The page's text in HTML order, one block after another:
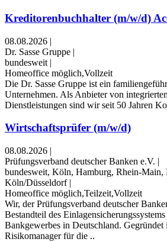
Kreditorenbuchhalter (m/w/d)
08.08.2026 |
Dr. Sasse Gruppe |
bundesweit |
Homeoffice möglich,Vollzeit
Die Dr. Sasse Gruppe ist ein
Unternehmen. Als Anbieter von
Dienstleistungen sind wir seit 50 Jahren
Wirtschaftsprüfer (m/w/d)
08.08.2026 |
Prüfungsverband deutscher Banken e.V. |
bundesweit, Köln, Hamburg, Rhein-Main,
Köln/Düsseldorf |
Homeoffice möglich,Teilzeit,Vollzeit
Wir, der Prüfungsverband deutscher
Bestandteil des
Bankgewerbes in Deutschland.
Risikomanager für die ..